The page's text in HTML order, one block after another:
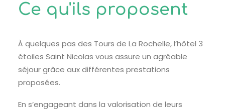
Ce qu'ils proposent
À quelques pas des Tours de La Rochelle, l’hôtel 3
étoiles Saint Nicolas vous assure un agréable
séjour grâce aux différentes prestations
proposées.
En s’engageant dans la valorisation de leurs